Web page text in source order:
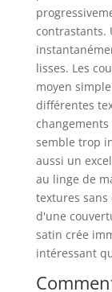
contrastants.
lisses. Les
moyen
différentes
semble trop
aussi un
au linge de
textures
d'une
satin crée
intéressant